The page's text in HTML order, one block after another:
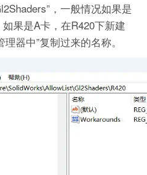
，一般情况如果是
果是A卡，在R420下新建
器中”复制过来的名称。